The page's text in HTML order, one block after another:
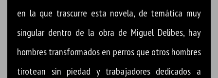
en la que trascurre esta novela, de temática muy
singular dentro de la obra de Miguel Delibes, hay
hombres transformados en perros que otros hombres
tirotean sin piedad y trabajadores dedicados a